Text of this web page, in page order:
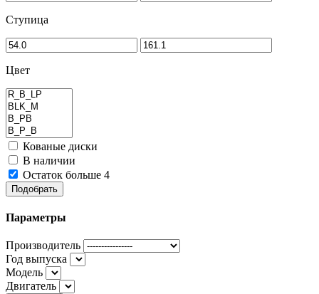
Ступица
Цвет
Кованые диски
В наличии
Остаток больше 4
Подобрать
Параметры
Производитель
Год выпуска
Модель
Двигатель